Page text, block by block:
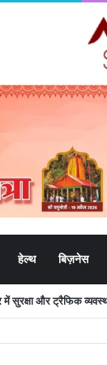
हेल्थ बिज़नेस
में सुरक्षा और ट्रैफिक